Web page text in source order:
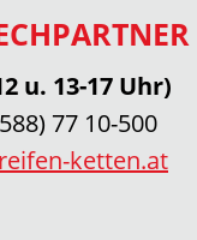
u. 13-17 Uhr)
77 10-500
ketten.at